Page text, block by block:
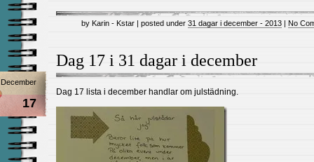
by Karin - Kstar | posted under 31 dagar i december - 2013 | No
Dag 17 i 31 dagar i december
December
17
Dag 17 lista i december handlar om julstädning.